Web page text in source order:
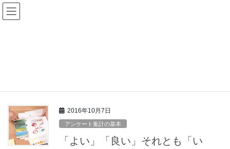
コ
ン
ッ
ナ
ビ
移
2016年10月7日
アンケート集計の基本
「よい」「良い」それとも「い